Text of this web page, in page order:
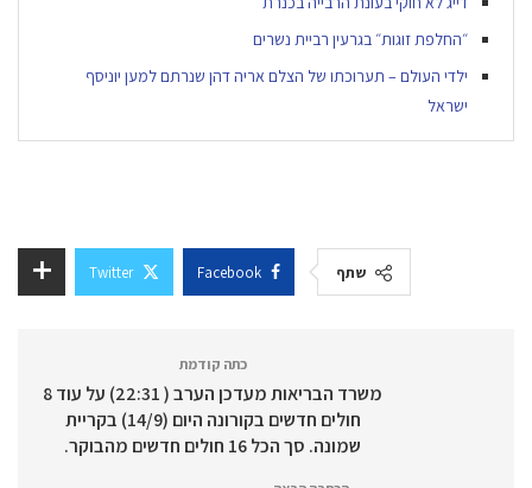
״החלפת זוגות״ בגרעין רביית נשרים
ילדי העולם – תערוכתו של הצלם אריה דהן שנרתם למען יוניסף
ישראל
שתף Facebook
Twitter
כתה קודמת
משרד הבריאות מעדכן הערב ( 22:31) על עוד 8
חולים חדשים בקורונה היום (14/9) בקריית
שמונה. סך הכל 16 חולים חדשים מהבוקר.